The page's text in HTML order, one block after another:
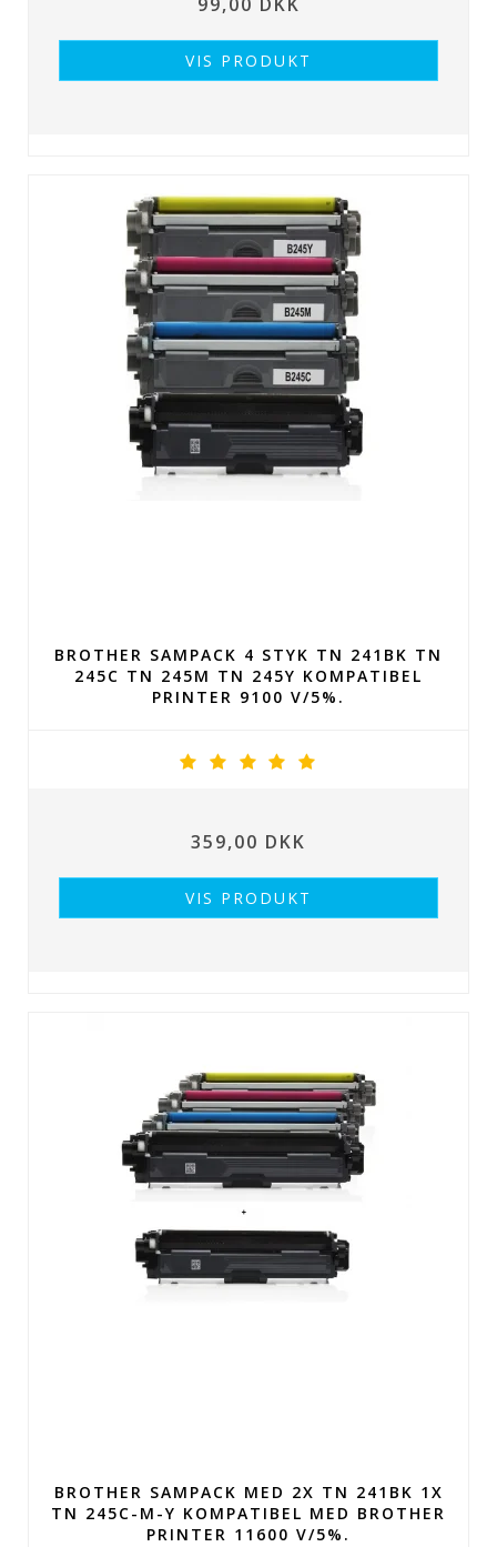
99,00 DKK
VIS PRODUKT
BROTHER SAMPACK 4 STYK TN 241BK TN
245C TN 245M TN 245Y KOMPATIBEL
PRINTER 9100 V/5%.
359,00 DKK
VIS PRODUKT
BROTHER SAMPACK MED 2X TN 241BK 1X
TN 245C-M-Y KOMPATIBEL MED BROTHER
PRINTER 11600 V/5%.